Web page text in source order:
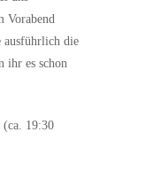
Vorabend
ausführlich die
ihr es schon
(ca. 19:30